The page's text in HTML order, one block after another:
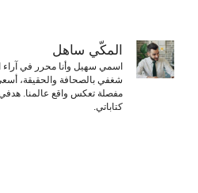
المكّي ساهل
اسمي سهيل وأنا محرر في
شغفي بالصحافة والحقيقة، أسعى
مفصلة تعكس واقع عالمنا. هدفي
كتاباتي.